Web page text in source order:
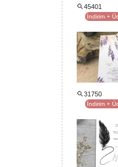
45401
İndirim +
31750
İndirim +